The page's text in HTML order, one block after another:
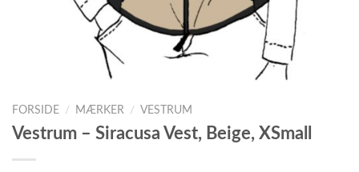
FORSIDE / MÆRKER / VESTRUM
Vestrum – Siracusa Vest, Beige, XSmall